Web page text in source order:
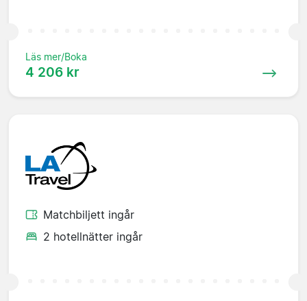
Läs mer/Boka
4 206 kr
Matchbiljett ingår
2 hotellnätter ingår